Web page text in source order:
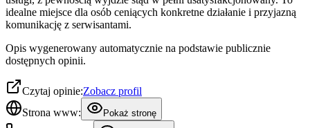
idealne miejsce dla osób ceniących konkretne działanie i przyjazną
komunikację z serwisantami.
Opis wygenerowany automatycznie na podstawie publicznie
dostępnych opinii.
Czytaj opinie:Zobacz profil
Strona www:
Pokaż stronę